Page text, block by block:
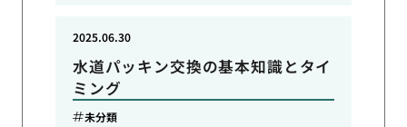
水道パッキン交換の基本知識とタイ
ミング
2025.06.30
未分類